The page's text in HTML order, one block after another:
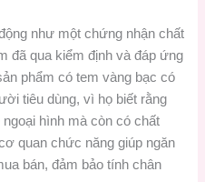
như một chứng nhận chất
đã qua kiểm định và đáp ứng
phẩm có tem vàng bạc có
tiêu dùng, vì họ biết rằng
hình mà còn có chất
quan chức năng giúp ngăn
bán, đảm bảo tính chân